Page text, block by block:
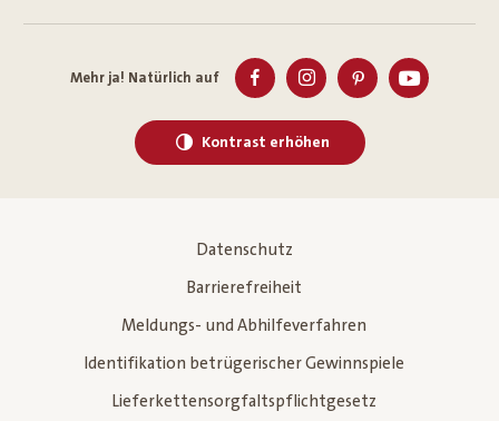
Mehr ja! Natürlich auf
Kontrast erhöhen
Datenschutz
Barrierefreiheit
Meldungs- und Abhilfeverfahren
Identifikation betrügerischer Gewinnspiele
Lieferkettensorgfaltspflichtgesetz